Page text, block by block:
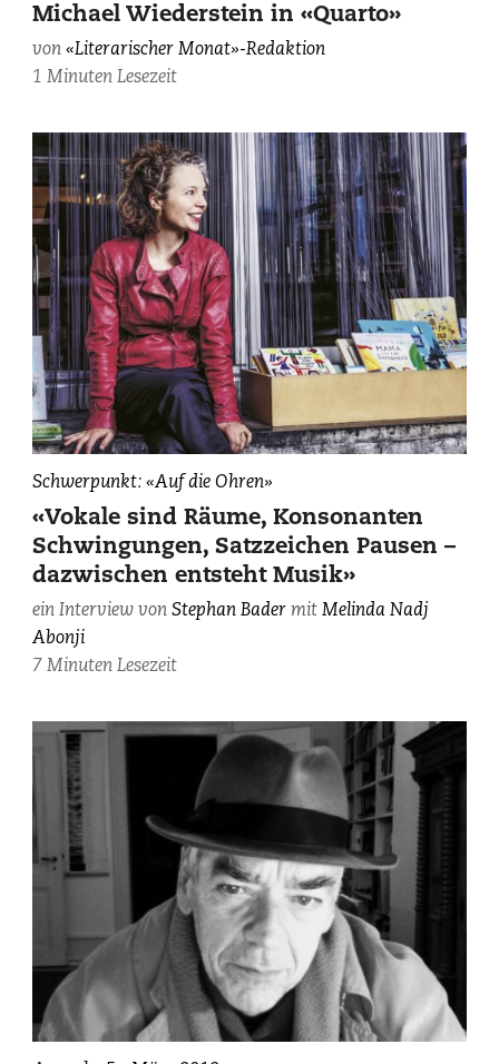
Michael Wiederstein in «Quarto»
von«Literarischer Monat»-Redaktion
1 Minuten Lesezeit
Melinda
Abonji,
fotografiert
von
Paolo
Dutto
/
Schwerpunkt: «Auf die Ohren»
«Vokale sind Räume, Konsonanten
Schwingungen, Satzzeichen Pausen –
dazwischen entsteht Musik»
ein Interview vonStephan Bader mitMelinda Nadj
Abonji
7 Minuten Lesezeit